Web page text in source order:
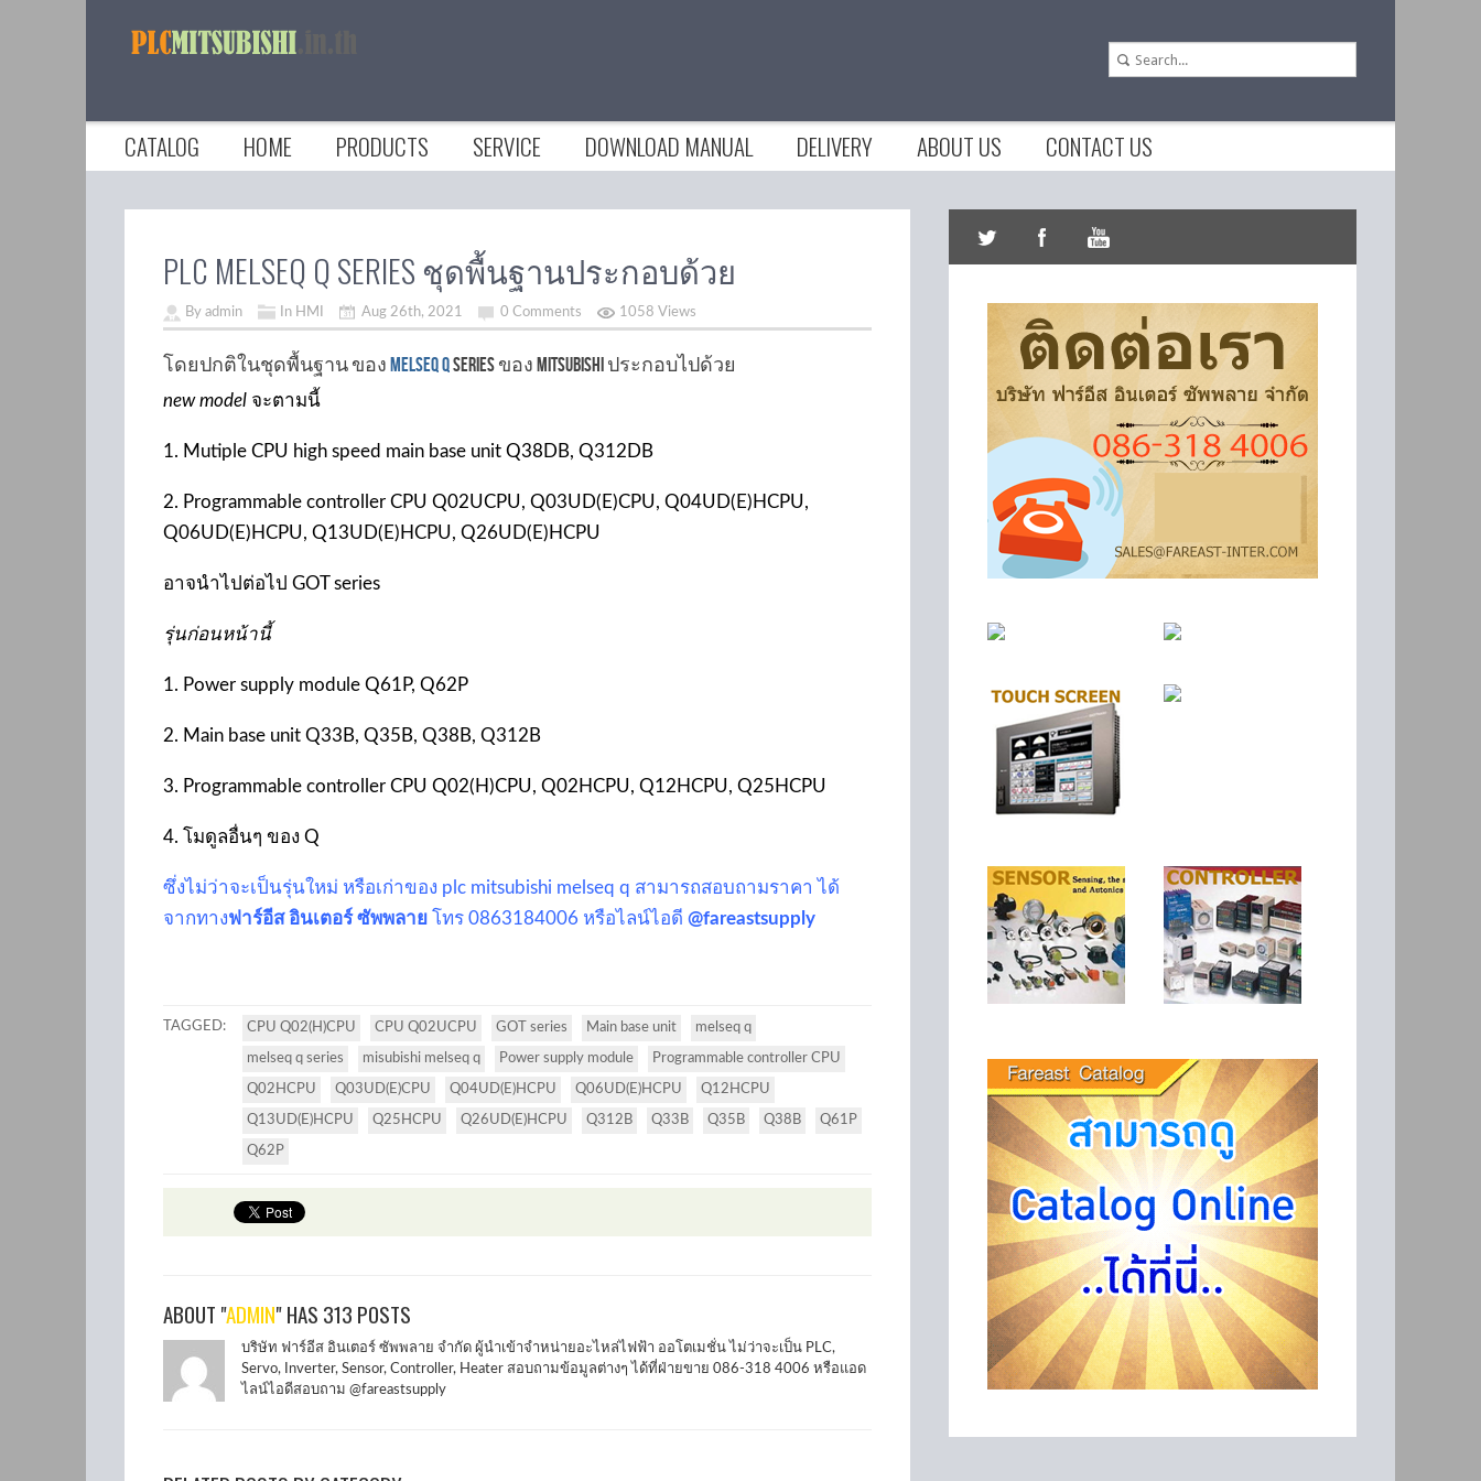
CATALOG HOME PRODUCTS SERVICE DOWNLOAD MANUAL DELIVERY ABOUT US CONTACT US
PLC MELSEQ Q SERIES ชุดพื้นฐานประกอบด้วย
By admin In HMI Aug 26th, 2021 0 Comments 1058 Views
โดยปกติในชุดพื้นฐาน ของ melseq qseries ของ mitsubishi ประกอบไปด้วย
new model จะตามนี้
1. Mutiple CPU high speed main base unit Q38DB, Q312DB
2. Programmable controller CPU Q02UCPU, Q03UD(E)CPU, Q04UD(E)HCPU,
Q06UD(E)HCPU, Q13UD(E)HCPU, Q26UD(E)HCPU
อาจนำไปต่อไป GOT series
รุ่นก่อนหน้านี้
1. Power supply module Q61P, Q62P
2. Main base unit Q33B, Q35B, Q38B, Q312B
3. Programmable controller CPU Q02(H)CPU, Q02HCPU, Q12HCPU, Q25HCPU
4. โมดูลอื่นๆ ของ Q
ซึ่งไม่ว่าจะเป็นรุ่นใหม่ หรือเก่าของ plc mitsubishi melseq q สามารถสอบถามราคา ได้
จากทางฟาร์อีส อินเตอร์ ซัพพลาย โทร 0863184006 หรือไลน์ไอดี @fareastsupply
TAGGED: CPU Q02(H)CPU CPU Q02UCPU GOT series Main base unit melseq q
melseq q series misubishi melseq q Power supply module Programmable controller CPU
Q02HCPU Q03UD(E)CPU Q04UD(E)HCPU Q06UD(E)HCPU Q12HCPU
Q13UD(E)HCPU Q25HCPU Q26UD(E)HCPU Q312B Q33B Q35B Q38B Q61P
Q62P
ABOUT "ADMIN" HAS 313 POSTS
บริษัท ฟาร์อีส อินเตอร์ ซัพพลาย จำกัด ผู้นำเข้าจำหน่ายอะไหล่ไฟฟ้า ออโตเมชั่น ไม่ว่าจะเป็น PLC,
Servo, Inverter, Sensor, Controller, Heater สอบถามข้อมูลต่างๆ ได้ที่ฝ่ายขาย 086-318 4006 หรือแอด
ไลน์ไอดีสอบถาม @fareastsupply